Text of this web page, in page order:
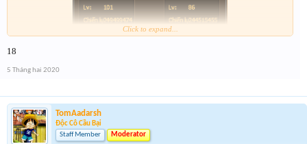
Click to expand...
18
5 Tháng hai 2020
TomAadarsh
Độc Cô Cầu Bại
Staff Member
Moderator